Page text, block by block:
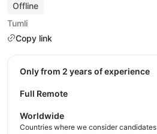
Offline
Tumli
Copy link
Only from 2 years of experience
Full Remote
Worldwide
Countries where we consider candidates